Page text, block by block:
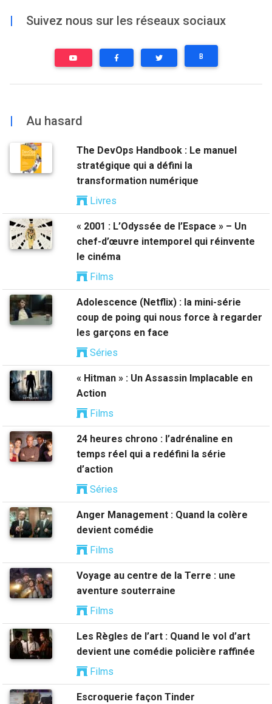
| Suivez nous sur les réseaux sociaux
B
| Au hasard
The DevOps Handbook : Le manuel
stratégique qui a défini la
transformation numérique
Livres
« 2001 : L’Odyssée de l’Espace » – Un
chef-d’œuvre intemporel qui réinvente
le cinéma
Films
Adolescence (Netflix) : la mini-série
coup de poing qui nous force à regarder
les garçons en face
Séries
« Hitman » : Un Assassin Implacable en
Action
Films
24 heures chrono : l’adrénaline en
temps réel qui a redéfini la série
d’action
Séries
Anger Management : Quand la colère
devient comédie
Films
Voyage au centre de la Terre : une
aventure souterraine
Films
Les Règles de l’art : Quand le vol d’art
devient une comédie policière raffinée
Films
Escroquerie façon Tinder